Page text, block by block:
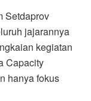
Setdaprov
jajarannya
kegiatan
Capacity
hanya fokus